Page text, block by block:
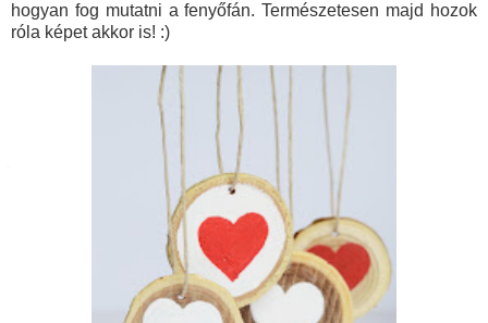
hogyan fog mutatni a fenyőfán. Természetesen majd hozok
róla képet akkor is! :)